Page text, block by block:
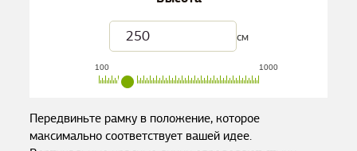
см
100 1000
Передвиньте рамку в положение, которое
максимально соответствует вашей идее.